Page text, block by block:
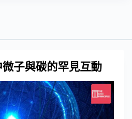
子與碳的罕見互動